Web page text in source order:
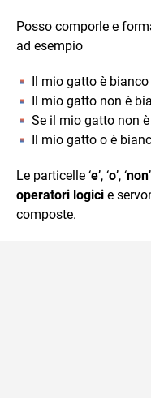
Posso comporle e
ad esempio
Il mio gatto è
Il mio gatto non è
Se il mio gatto non
Il mio gatto o è
Le particelle ‘e’, ‘o’, ‘non
operatori logici e
composte.